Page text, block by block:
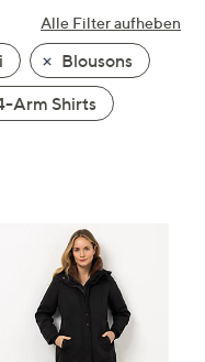
Alle Filter aufheben
Blousons
Arm Shirts